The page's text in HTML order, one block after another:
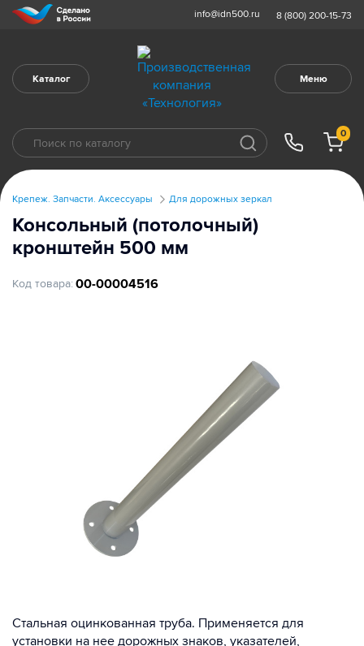
info@idn500.ru 8 (800) 200-15-73
Каталог Меню
0
Крепеж. Запчасти. Аксессуары Для дорожных зеркал
Консольный (потолочный)
кронштейн 500 мм
Код товара: 00-00004516
Стальная оцинкованная труба. Применяется для
установки на нее дорожных знаков, указателей,